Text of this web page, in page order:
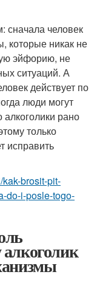
сначала человек
которые никак не
эйфорию, не
ситуаций. А
действует по
люди могут
рано
только
исправить
brosit-pit-
do-i-posle-togo-